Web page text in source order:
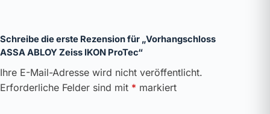
Schreibe die erste Rezension für „Vorhangschloss
ASSA ABLOY Zeiss IKON ProTec“
Ihre E-Mail-Adresse wird nicht veröffentlicht.
Erforderliche Felder sind mit * markiert